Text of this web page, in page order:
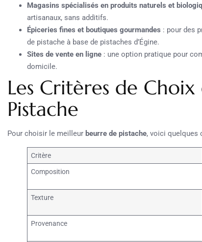
Magasins spécialisés en produits naturels et
artisanaux, sans additifs.
Épiceries fines et boutiques gourmandes : pour des
de pistache à base de pistaches d’Égine.
Sites de vente en ligne : une option pratique pour
domicile.
Les Critères de
Pistache
Pour choisir le meilleur beurre de pistache, voici quelques
Critère
Composition
Texture
Provenance